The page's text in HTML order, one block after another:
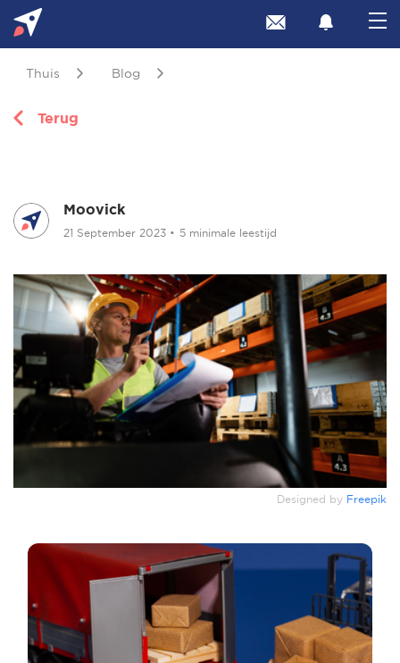
Thuis Blog
Terug
Moovick
21 September 2023 • 5 minimale leestijd
Designed by Freepik